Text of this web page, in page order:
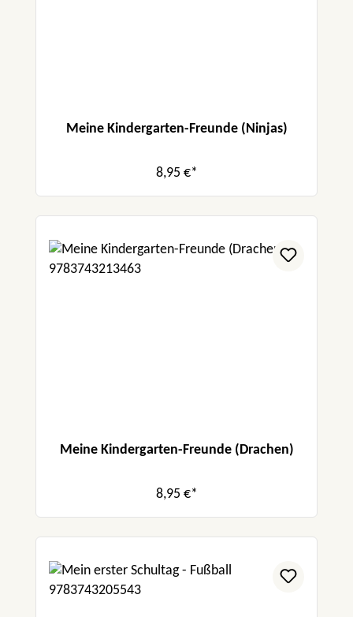
Meine Kindergarten-Freunde (Ninjas)
8,95 €*
Meine Kindergarten-Freunde (Drachen)
8,95 €*